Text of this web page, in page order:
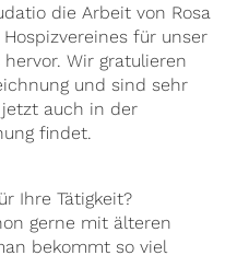
die Arbeit von Rosa
für unser
Wir gratulieren
und sind sehr
auch in der
findet.
Ihre Tätigkeit?
gerne mit älteren
bekommt so viel